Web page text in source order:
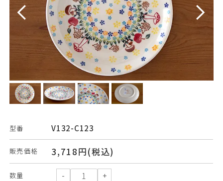
型番 V132-C123
販売価格 3,718円(税込)
数量